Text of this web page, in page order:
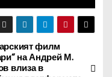
филм
на Андрей М.
влиза в